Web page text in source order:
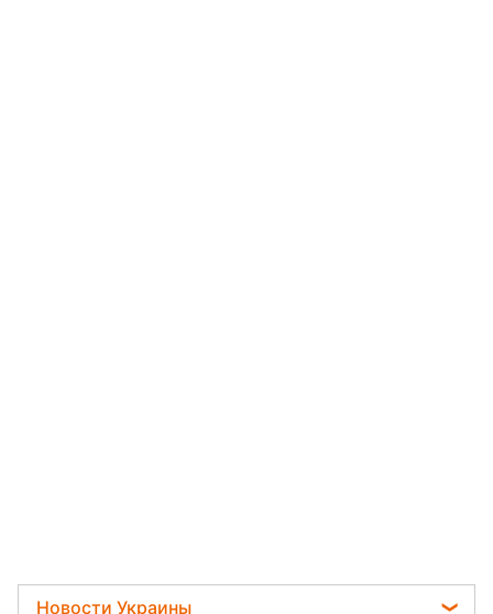
Новости Украины